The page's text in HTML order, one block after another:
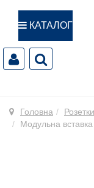
КАТАЛОГ
Головна
Модульна